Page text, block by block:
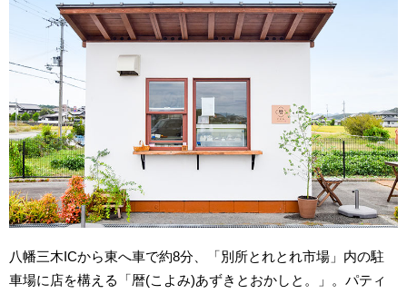
八幡三木ICから東へ車で約8分、「別所とれとれ市場」内の駐
車場に店を構える「暦(こよみ)あずきとおかしと。」。パティ